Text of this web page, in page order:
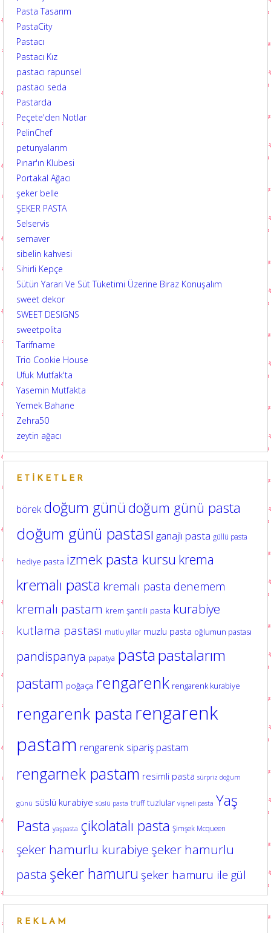
Pasta Tasarım
PastaCity
Pastacı
Pastacı Kız
pastacı rapunsel
pastacı seda
Pastarda
Peçete'den Notlar
PelinChef
petunyalarım
Pınar'ın Klubesi
Portakal Ağacı
şeker belle
ŞEKER PASTA
Selservis
semaver
sibelin kahvesi
Sihirli Kepçe
Sütün Yararı Ve Süt Tüketimi Üzerine Biraz Konuşalım
sweet dekor
SWEET DESIGNS
sweetpolita
Tarifname
Trio Cookie House
Ufuk Mutfak'ta
Yasemin Mutfakta
Yemek Bahane
Zehra50
zeytin ağacı
ETIKETLER
börek doğum günüdoğum günü pasta
doğum günü pastası ganajlı pasta güllü pasta
hediye pasta izmek pasta kursu krema
kremalı pasta kremalı pasta denemem
kremalı pastam krem şantili pasta kurabiye
kutlama pastası mutlu yıllar muzlu pasta oğlumun pastası
pandispanya papatya pasta pastalarım
pastam poğaça rengarenk rengarenk kurabiye
rengarenk pasta rengarenk
pastam rengarenk sipariş pastam
rengarnek pastam resimli pasta sürpriz doğum
günü süslü kurabiye süslü pasta truff tuzlular vişneli pasta Yaş
Pasta yaşpasta çikolatalı pasta Şimşek Mcqueen
şeker hamurlu kurabiye şeker hamurlu
pasta şeker hamuru şeker hamuru ile gül
REKLAM